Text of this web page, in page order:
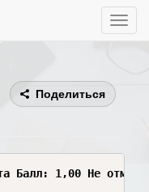
Toggle
Поделиться
нет